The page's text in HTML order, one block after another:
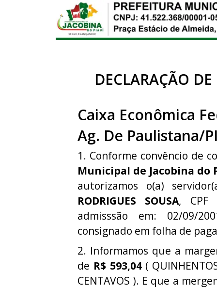
DECLARAÇÃO
Caixa Econômica
Ag. De Paulistana/
1. Conforme convêncio de
Municipal de Jacobina do
autorizamos o(a)
RODRIGUES SOUSA,
admisssão em: 02/09/
consignado em folha de
2. Informamos que a
de R$ 593,04(
CENTAVOS ). E que a